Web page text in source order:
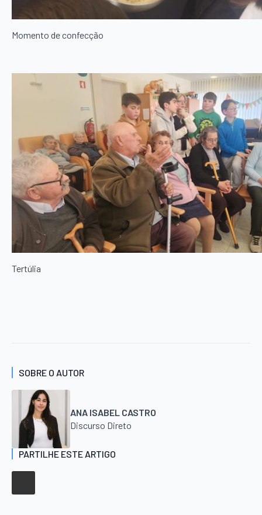
Momento de confecção
Tertúlia
SOBRE O AUTOR
ANA ISABEL CASTRO
Discurso Direto
PARTILHE ESTE ARTIGO